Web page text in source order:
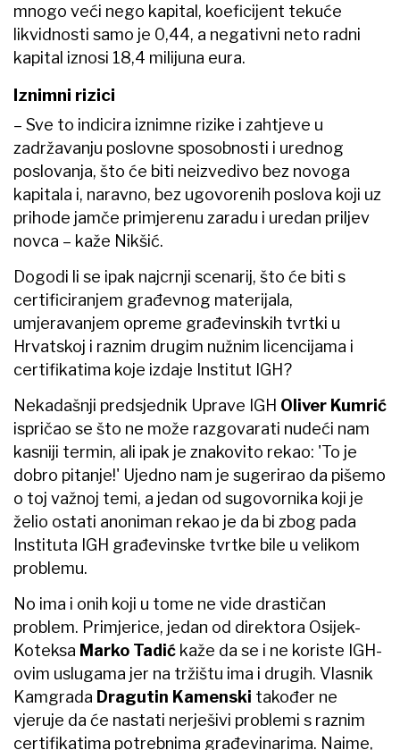
mnogo veći nego kapital, koeficijent tekuće
likvidnosti samo je 0,44, a negativni neto radni
kapital iznosi 18,4 milijuna eura.
Iznimni rizici
– Sve to indicira iznimne rizike i zahtjeve u
zadržavanju poslovne sposobnosti i urednog
poslovanja, što će biti neizvedivo bez novoga
kapitala i, naravno, bez ugovorenih poslova koji uz
prihode jamče primjerenu zaradu i uredan priljev
novca – kaže Nikšić.
Dogodi li se ipak najcrnji scenarij, što će biti s
certificiranjem građevnog materijala,
umjeravanjem opreme građevinskih tvrtki u
Hrvatskoj i raznim drugim nužnim licencijama i
certifikatima koje izdaje Institut IGH?
Nekadašnji predsjednik Uprave IGH Oliver Kumrić
ispričao se što ne može razgovarati nudeći nam
kasniji termin, ali ipak je​ znakovito rekao: 'To je
dobro pitanje!' Ujedno nam je sugerirao da pišemo
o toj važnoj temi, a jedan od sugovornika koji je
želio ostati anoniman rekao je da bi zbog pada
Instituta IGH građevinske tvrtke bile u velikom
problemu.
No ima i onih koji u tome ne vide drastičan
problem. Primjerice, jedan od direktora Osijek-
Koteksa Marko Tadić kaže da se i ne koriste IGH-
ovim uslugama jer na tržištu ima i drugih. Vlasnik
Kamgrada Dragutin Kamenski također ne
vjeruje da će nastati nerješivi problemi s raznim
certifikatima potrebnima građevinarima. Naime,